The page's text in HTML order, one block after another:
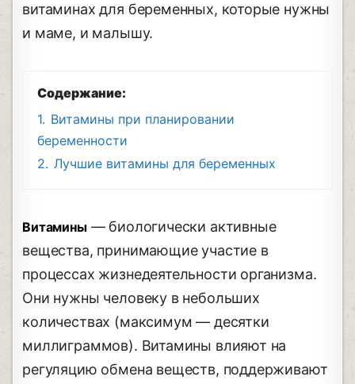
витаминах для беременных, которые нужны
и маме, и малышу.
Содержание:
1. Витамины при планировании
беременности
2. Лучшие витамины для беременных
Витамины― биологически активные
вещества, принимающие участие в
процессах жизнедеятельности организма.
Они нужны человеку в небольших
количествах (максимум ― десятки
миллиграммов). Витамины влияют на
регуляцию обмена веществ, поддерживают